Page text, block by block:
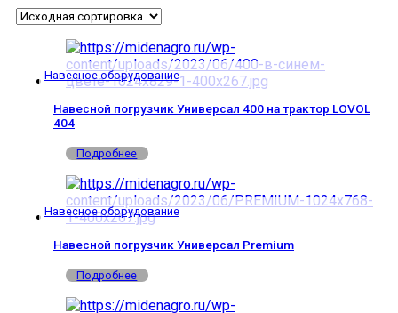
Навесное оборудование
Навесной погрузчик Универсал 400 на трактор LOVOL
404
Подробнее
Навесное оборудование
Навесной погрузчик Универсал Premium
Подробнее